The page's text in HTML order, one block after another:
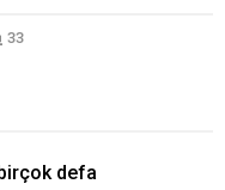
33
defa